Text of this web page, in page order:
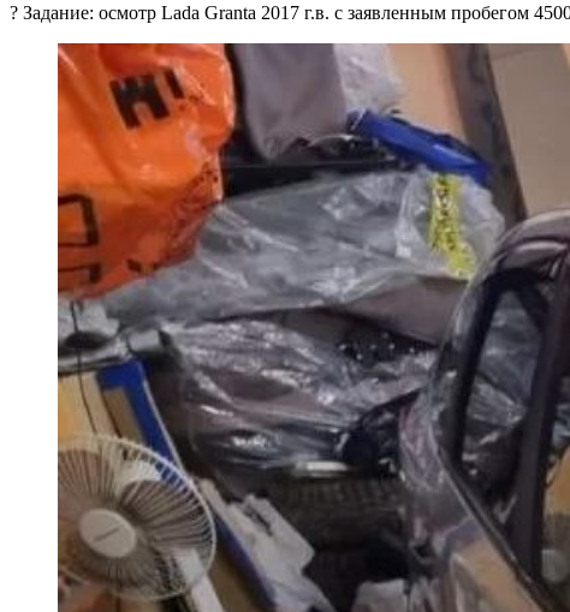
? Задание: осмотр Lada Granta 2017 г.в. с заявленным пробегом